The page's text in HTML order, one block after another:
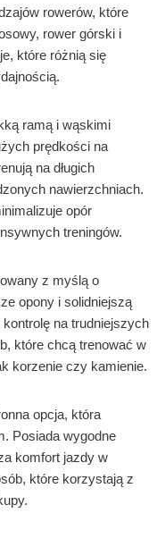
rowerów, które
rower górski i
które różnią się
ramą i wąskimi
prędkości na
na długich
nawierzchniach.
opór
treningów.
z myślą o
opony i solidniejszą
na trudniejszych
które chcą trenować w
korzenie czy kamienie.
opcja, która
Posiada wygodne
komfort jazdy w
które korzystają z